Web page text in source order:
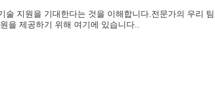
술 지원을 기대한다는 것을 이해합니다.전문가의 우리
을 제공하기 위해 여기에 있습니다..